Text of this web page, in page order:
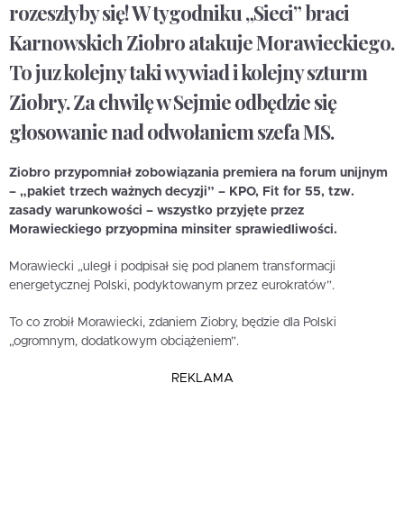
rozeszłyby się! W tygodniku „Sieci” braci
Karnowskich Ziobro atakuje Morawieckiego.
To juz kolejny taki wywiad i kolejny szturm
Ziobry. Za chwilę w Sejmie odbędzie się
głosowanie nad odwołaniem szefa MS.
Ziobro przypomniał zobowiązania premiera na forum unijnym
– „pakiet trzech ważnych decyzji” – KPO, Fit for 55, tzw.
zasady warunkowości – wszystko przyjęte przez
Morawieckiego przyopmina minsiter sprawiedliwości.
Morawiecki „uległ i podpisał się pod planem transformacji
energetycznej Polski, podyktowanym przez eurokratów”.
To co zrobił Morawiecki, zdaniem Ziobry, będzie dla Polski
„ogromnym, dodatkowym obciążeniem”.
REKLAMA